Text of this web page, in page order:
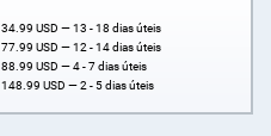
34.99 USD — 13 - 18 dias úteis
77.99 USD — 12 - 14 dias úteis
88.99 USD — 4 - 7 dias úteis
148.99 USD — 2 - 5 dias úteis